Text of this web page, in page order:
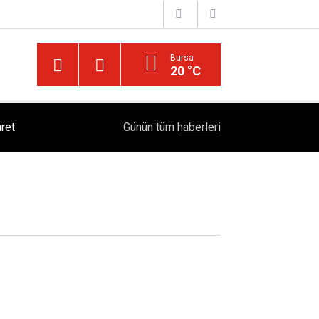
Bursa
20 °C
Kırıkkale 6. Yörük Türkmen Şenliği Büyük İlgi
Günün tüm haberleri